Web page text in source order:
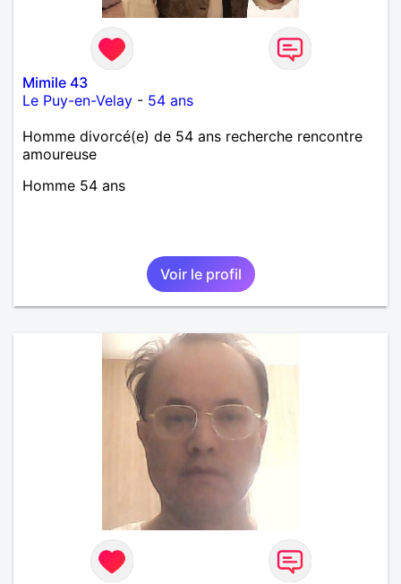
Mimile 43
Le Puy-en-Velay - 54 ans
Homme divorcé(e) de 54 ans recherche rencontre
amoureuse
Homme 54 ans
Voir le profil